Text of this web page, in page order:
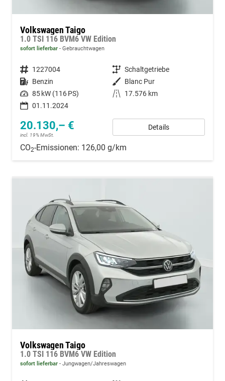
Volkswagen Taigo
1.0 TSI 116 BVM6 VW Edition
sofort lieferbar Gebrauchtwagen
Fahrzeugnummer 1227004 Getriebe Schaltgetriebe
Kraftstoff Benzin Außenfarbe Blanc Pur
Leistung 85 kW (116 PS) Kilometerstand
17.576 km
01.11.2024
20.130,– €
incl. 19% MwSt.
Details
CO2-Emissionen: 126,00 g/km
Volkswagen Taigo
1.0 TSI 116 BVM6 VW Edition
sofort lieferbar Jungwagen/Jahreswagen